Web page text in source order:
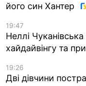
його син Хантер
19:47
Неллі
хайдайвінгу та
19:26
Дві дівчини